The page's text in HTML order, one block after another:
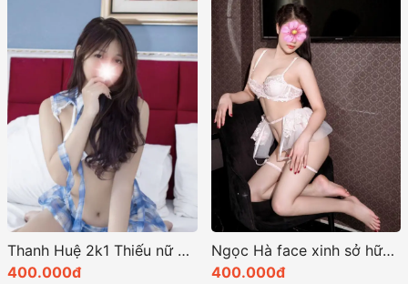
Thanh Huệ 2k1 Thiếu nữ Sexy – Dáng xinh Ngực đẹp
400.000đ
Ngọc Hà face xinh sở hữu ngoại hình đáng yêu
400.000đ